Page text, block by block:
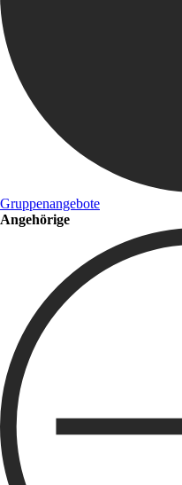
Gruppenangebote
Angehörige